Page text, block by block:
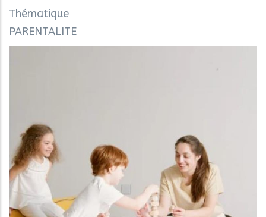
Thématique
PARENTALITE